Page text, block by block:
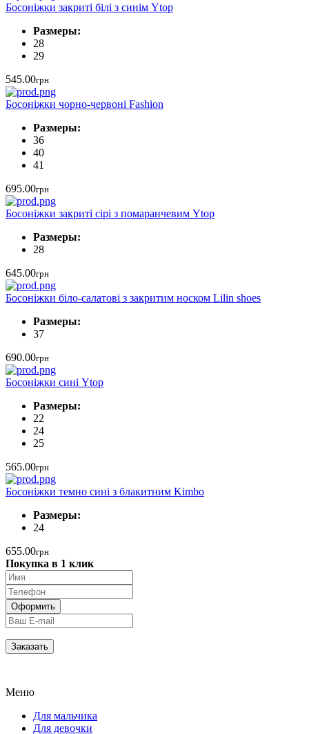
Босоніжки закриті білі з синім Ytop
Размеры:
28
29
545.00грн
Босоніжки чорно-червоні Fashion
Размеры:
36
40
41
695.00грн
Босоніжки закриті сірі з помаранчевим Ytop
Размеры:
28
645.00грн
Босоніжки біло-салатові з закритим носком Lilin shoes
Размеры:
37
690.00грн
Босоніжки сині Ytop
Размеры:
22
24
25
565.00грн
Босоніжки темно сині з блакитним Kimbo
Размеры:
24
655.00грн
Покупка в 1 клик
Меню
Для мальчика
Для девочки